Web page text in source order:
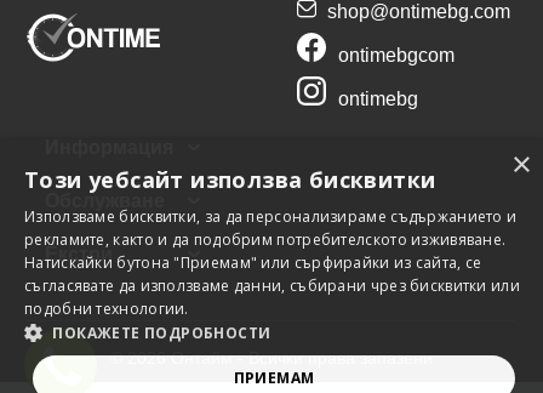
shop@ontimebg.com
ontimebgcom
ontimebg
Екстри
© 2026 Онтайм - Всички права запазени
×
Този уебсайт използва бисквитки
Използваме бисквитки, за да персонализираме съдържанието и
рекламите, както и да подобрим потребителското изживяване.
Натискайки бутона "Приемам" или сърфирайки из сайта, се
съгласявате да използваме данни, събирани чрез бисквитки или
подобни технологии.
ПОКАЖЕТЕ ПОДРОБНОСТИ
ПРИЕМАМ